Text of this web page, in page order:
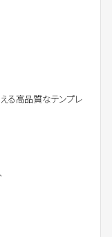
る高品質なテンプレ